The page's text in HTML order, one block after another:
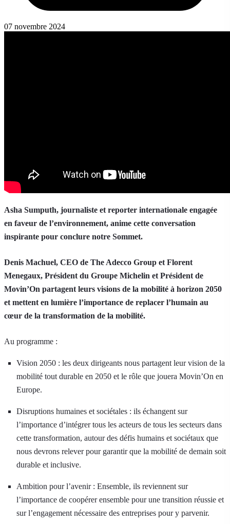
07 novembre 2024
Asha Sumputh, journaliste et reporter internationale engagée
en faveur de l’environnement, anime cette conversation
inspirante pour conclure notre Sommet.
Denis Machuel, CEO de The Adecco Group et Florent
Menegaux, Président du Groupe Michelin et Président de
Movin’On partagent leurs visions de la mobilité à horizon 2050
et mettent en lumière l’importance de replacer l’humain au
cœur de la transformation de la mobilité.
Au programme :
Vision 2050 : les deux dirigeants nous partagent leur vision de la
mobilité tout durable en 2050 et le rôle que jouera Movin’On en
Europe.
Disruptions humaines et sociétales : ils échangent sur
l’importance d’intégrer tous les acteurs de tous les secteurs dans
cette transformation, autour des défis humains et sociétaux que
nous devrons relever pour garantir que la mobilité de demain soit
durable et inclusive.
Ambition pour l’avenir : Ensemble, ils reviennent sur
l’importance de coopérer ensemble pour une transition réussie et
sur l’engagement nécessaire des entreprises pour y parvenir.